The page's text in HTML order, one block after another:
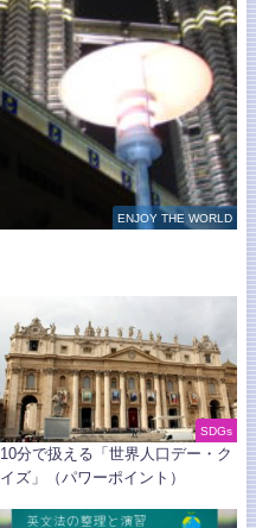
ENJOY THE WORLD
SDGs
10分で扱える「世界人口デー・ク
イズ」（パワーポイント）